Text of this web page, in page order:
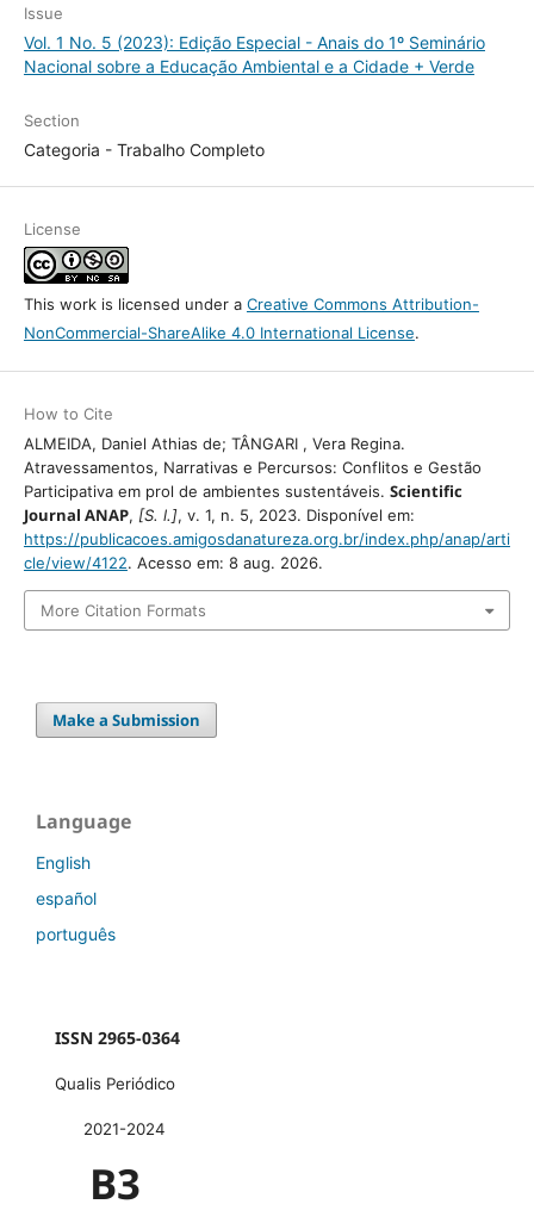
Issue
Vol. 1 No. 5 (2023): Edição Especial - Anais do 1º Seminário
Nacional sobre a Educação Ambiental e a Cidade + Verde
Section
Categoria - Trabalho Completo
License
This work is licensed under aCreative Commons Attribution-
NonCommercial-ShareAlike 4.0 International License.
How to Cite
ALMEIDA, Daniel Athias de; TÂNGARI , Vera Regina.
Atravessamentos, Narrativas e Percursos: Conflitos e Gestão
Participativa em prol de ambientes sustentáveis.Scientific Journal
ANAP,[S. l.], v. 1, n. 5, 2023. Disponível em:
https://publicacoes.amigosdanatureza.org.br/index.php/anap/articl
e/view/4122. Acesso em: 8 aug. 2026.
More Citation Formats
Make a Submission
Language
English
español
português
ISSN 2965-0364
Qualis Periódico
2021-2024
B3